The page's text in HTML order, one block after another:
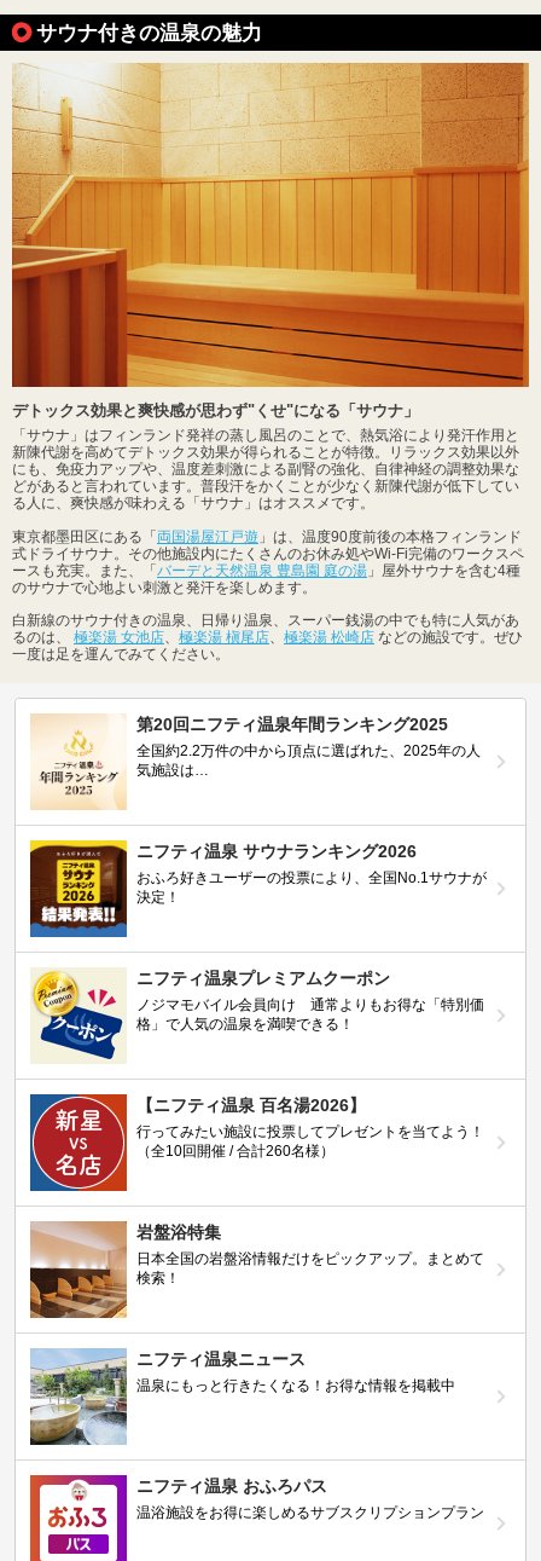
サウナ付きの温泉の魅力
デトックス効果と爽快感が思わず"くせ"になる「サウナ」
「サウナ」はフィンランド発祥の蒸し風呂のことで、熱気浴により発汗作用と
新陳代謝を高めてデトックス効果が得られることが特徴。リラックス効果以外
にも、免疫力アップや、温度差刺激による副腎の強化、自律神経の調整効果な
どがあると言われています。普段汗をかくことが少なく新陳代謝が低下してい
る人に、爽快感が味わえる「サウナ」はオススメです。
東京都墨田区にある「両国湯屋江戸遊 」は、温度90度前後の本格フィンランド
式ドライサウナ。その他施設内にたくさんのお休み処やWi-Fi完備のワークスペ
ースも充実。また、「バーデと天然温泉 豊島園 庭の湯 」屋外サウナを含む4種
のサウナで心地よい刺激と発汗を楽しめます。
白新線のサウナ付きの温泉、日帰り温泉、スーパー銭湯の中でも特に人気があ
るのは、 極楽湯 女池店 極楽湯 槇尾店 極楽湯 松崎店 などの施設です。ぜひ
一度は足を運んでみてください。
第20回ニフティ温泉年間ランキング2025
全国約2.2万件の中から頂点に選ばれた、2025年の人
気施設は…
ニフティ温泉 サウナランキング2026
おふろ好きユーザーの投票により、全国No.1サウナが
決定！
ニフティ温泉プレミアムクーポン
ノジマモバイル会員向け 通常よりもお得な「特別価
格」で人気の温泉を満喫できる！
【ニフティ温泉 百名湯2026】
行ってみたい施設に投票してプレゼントを当てよう！
（全10回開催 / 合計260名様）
岩盤浴特集
日本全国の岩盤浴情報だけをピックアップ。まとめて
検索！
ニフティ温泉ニュース
温泉にもっと行きたくなる！お得な情報を掲載中
ニフティ温泉 おふろパス
温浴施設をお得に楽しめるサブスクリプションプラン